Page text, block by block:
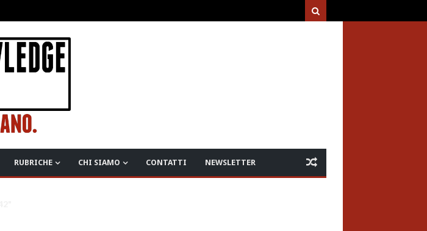
RUBRICHE CHI SIAMO CONTATTI NEWSLETTER